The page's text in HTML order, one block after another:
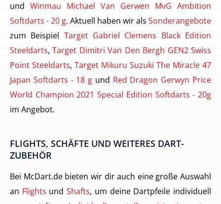
und Winmau Michael Van Gerwen MvG Ambition
Softdarts - 20 g. Aktuell haben wir als Sonderangebote
zum Beispiel Target Gabriel Clemens Black Edition
Steeldarts,Target Dimitri Van Den Bergh GEN2 Swiss
Point Steeldarts, Target Mikuru Suzuki The Miracle 47
Japan Softdarts - 18 g und Red Dragon Gerwyn Price
World Champion 2021 Special Edition Softdarts - 20g
im Angebot.
FLIGHTS, SCHÄFTE UND WEITERES DART-
ZUBEHÖR
Bei McDart.de bieten wir dir auch eine große Auswahl
an Flights undShafts, um deine Dartpfeile individuell